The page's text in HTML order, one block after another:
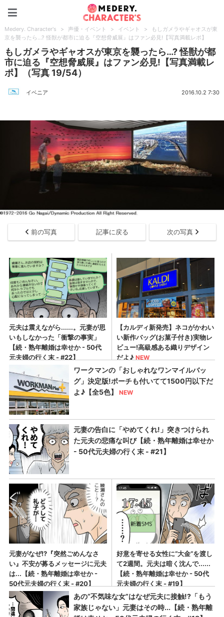
Medery. Character's > 声優・イベント > イベント >
もしガメラやギャオスが東
京を襲ったら…? 怪獣が都市に迫る『空想脅威展』はファン必見!【写真満載レポ】
もしガメラやギャオスが東京を襲ったら…? 怪獣が都
市に迫る『空想脅威展』はファン必見!【写真満載レ
ポ】（写真 19/54）
イベニア 2016.10.2 7:30
前の写真 記事に戻る 次の写真